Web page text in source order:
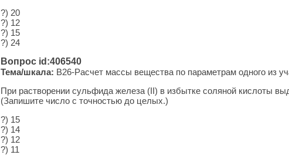
?) 20
?) 12
?) 15
?) 24
Вопрос id:406540
Тема/шкала: B26-Рас­чет массы ве­ще­ства по па­ра­мет­рам одного из
При растворении сульфида железа (II) в избытке соляной кислоты
(Запишите число с точностью до целых.)
?) 15
?) 14
?) 12
?) 11